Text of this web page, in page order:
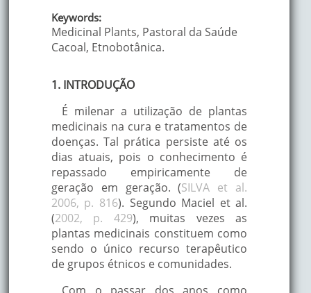
Keywords:
Medicinal Plants, Pastoral da Saúde
Cacoal, Etnobotânica.
1. INTRODUÇÃO
É milenar a utilização de plantas
medicinais na cura e tratamentos de
doenças. Tal prática persiste até os
dias atuais, pois o conhecimento é
repassado empiricamente de
geração em geração. (SILVA et al.
2006, p. 816). Segundo Maciel et al.
(2002, p. 429), muitas vezes as
plantas medicinais constituem como
sendo o único recurso terapêutico
de grupos étnicos e comunidades.